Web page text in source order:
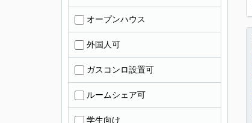
オープンハウス
外国人可
ガスコンロ設置可
ルームシェア可
学生向け